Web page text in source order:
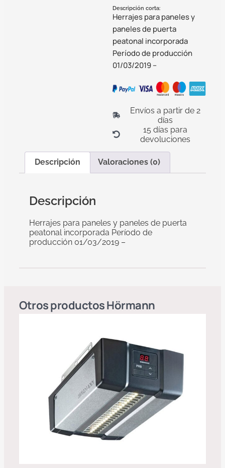
Descripción corta:
Herrajes para paneles y
paneles de puerta
peatonal incorporada
Período de producción
01/03/2019 –
Envíos a partir de 2
días
15 días para
devoluciones
Descripción Valoraciones (0)
Descripción
Herrajes para paneles y paneles de puerta
peatonal incorporada Período de
producción 01/03/2019 –
Otros productosHörmann